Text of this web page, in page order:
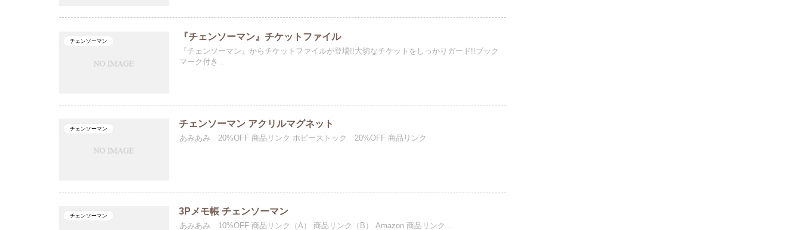
チェンソーマン 『チェンソーマン』チケットファイル
『チェンソーマン』からチケットファイルが登場!!大切なチケットをしっかりガード!!ブック
マーク付き...
チェンソーマン チェンソーマン アクリルマグネット
あみあみ 20%OFF 商品リンク ホビーストック 20%OFF 商品リンク
チェンソーマン 3Pメモ帳 チェンソーマン
あみあみ 10%OFF 商品リンク（A） 商品リンク（B） Amazon 商品リンク...